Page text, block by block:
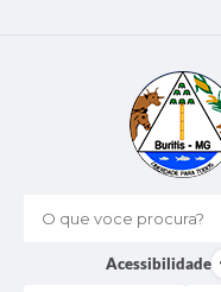
O que voce procura?
Acessibilidade